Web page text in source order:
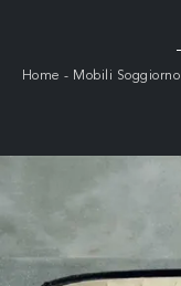
Home - Mobili Soggiorno